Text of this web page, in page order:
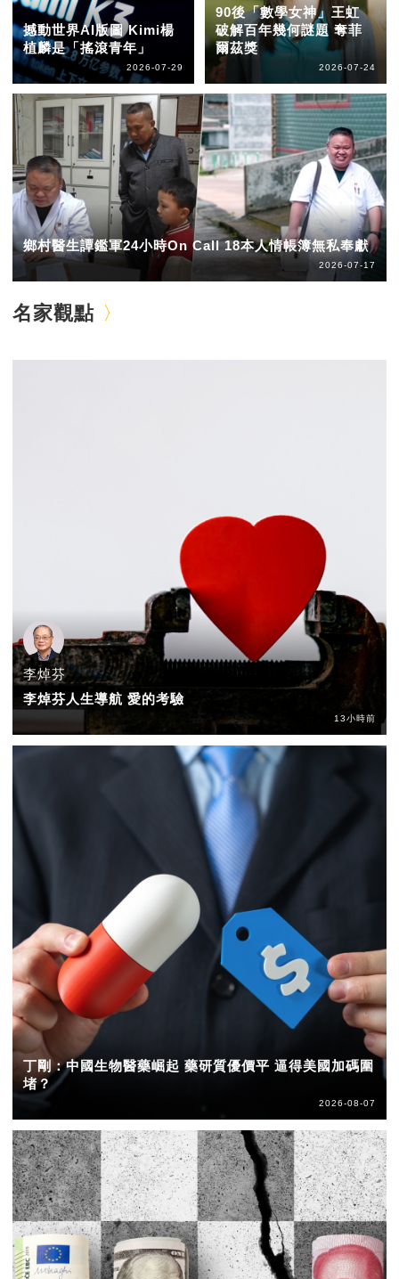
撼動世界AI版圖 Kimi楊
植麟是「搖滾青年」
2026-07-29
90後「數學女神」王虹
破解百年幾何謎題 奪菲
爾茲獎
2026-07-24
鄉村醫生譚鑑軍24小時On Call 18本人情帳簿無私奉獻
2026-07-17
名家觀點
李焯芬
李焯芬人生導航 愛的考驗
13小時前
丁剛：中國生物醫藥崛起 藥研質優價平 逼得美國加碼圍
堵？
2026-08-07